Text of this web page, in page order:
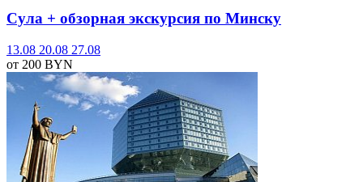
Сула + обзорная экскурсия по Минску
13.08 20.08 27.08
от 200 BYN